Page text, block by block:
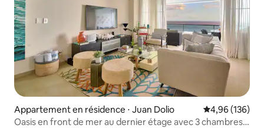
Appartement en résidence ⋅ Juan Dolio Évaluation
4,96 (136)
Oasis en front de mer au dernier étage avec 3 chambres